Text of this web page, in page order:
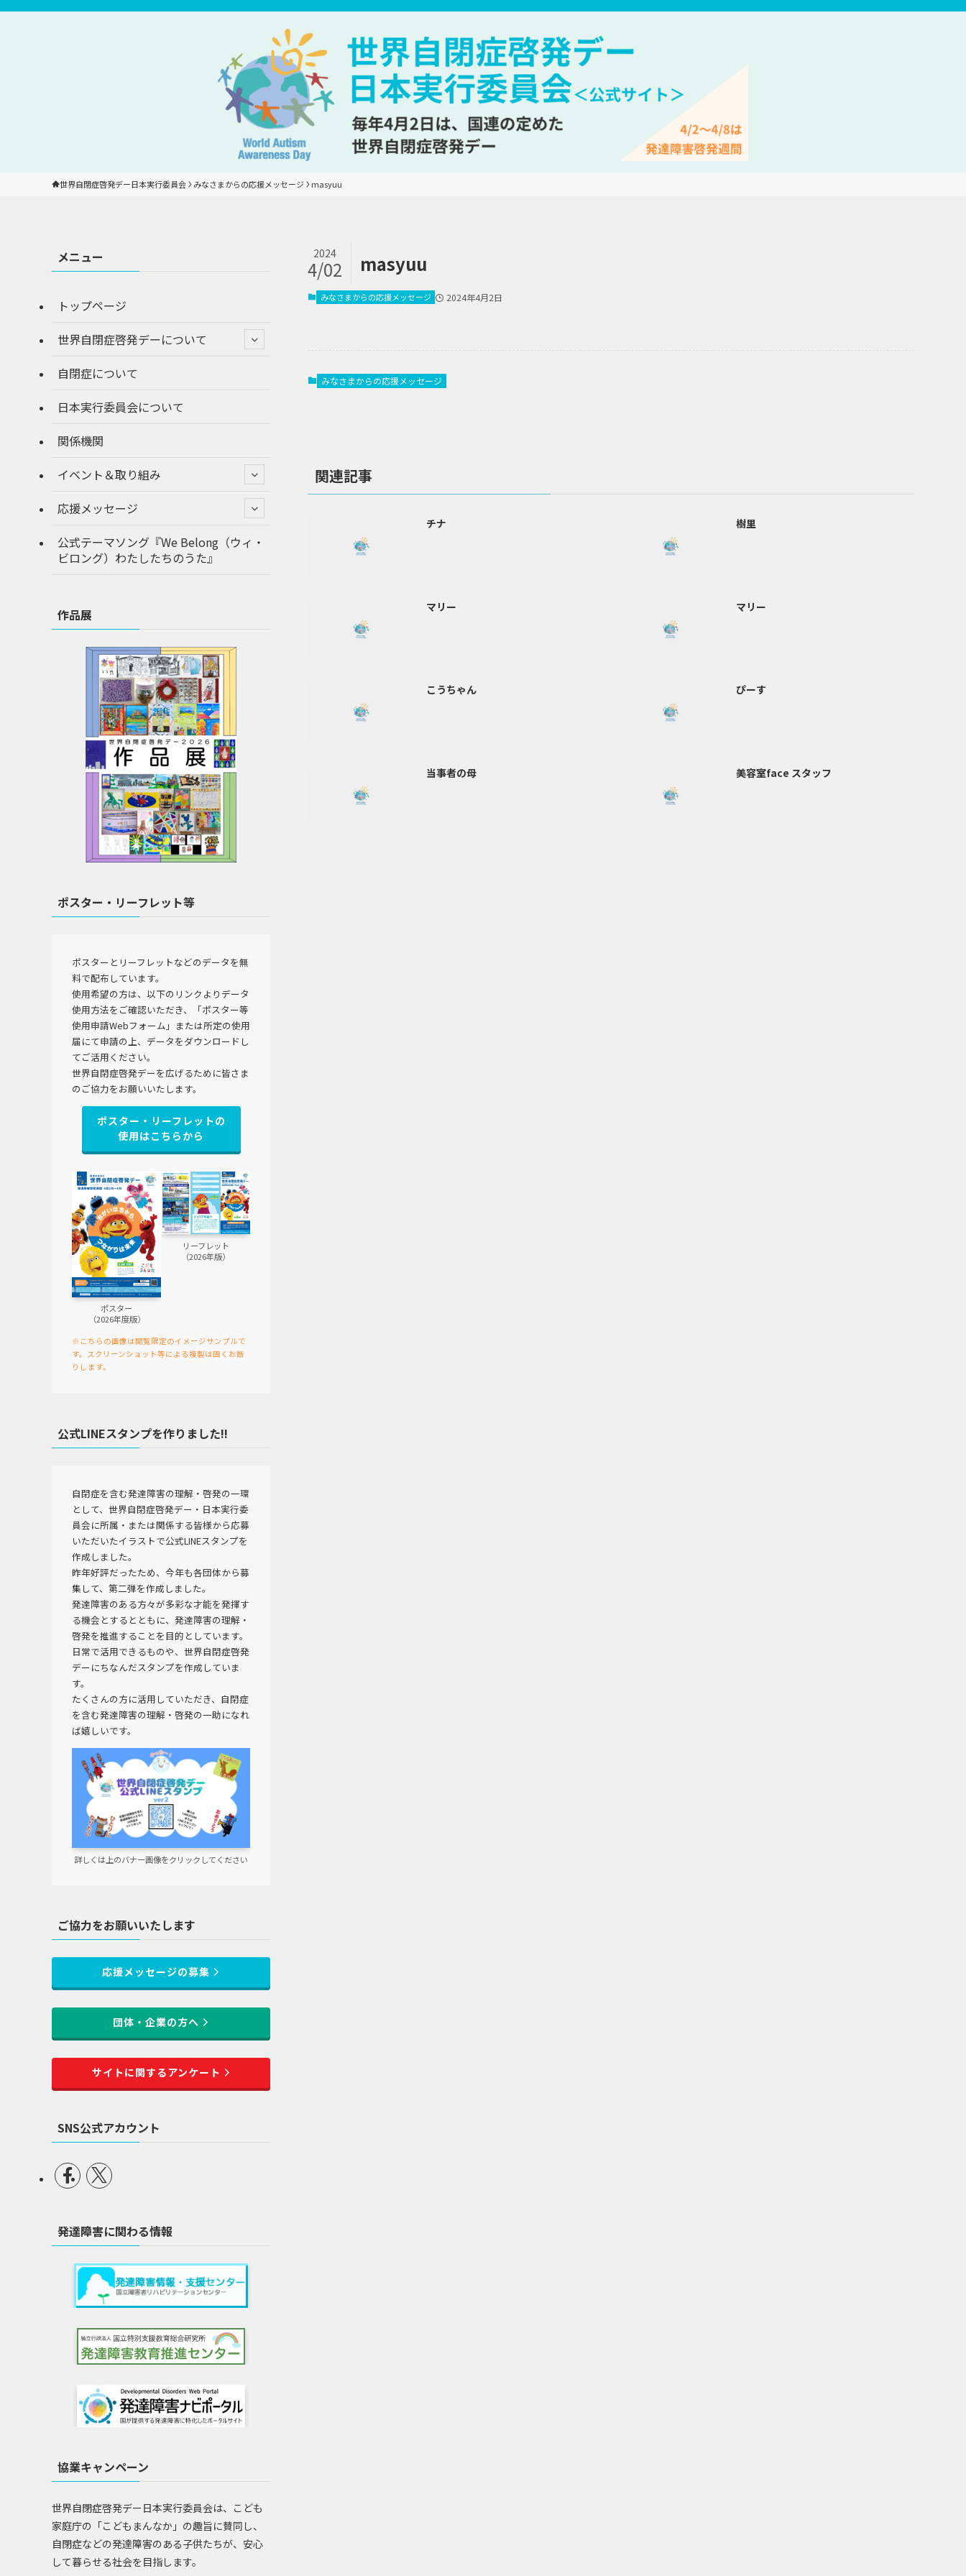
世界自閉症啓発デー日本実行委員会 みなさまからの応援メッセージ masyuu
masyuu
2024
4/02
みなさまからの応援メッセージ 2024年4月2日
みなさまからの応援メッセージ
関連記事
チナ 樹里
マリー マリー
こうちゃん ぴーす
当事者の母 美容室face スタッフ
メニュー
トップページ
世界自閉症啓発デーについて
自閉症について
日本実行委員会について
関係機関
イベント＆取り組み
応援メッセージ
公式テーマソング『We Belong（ウィ・
ビロング）わたしたちのうた』
作品展
ポスター・リーフレット等
ポスターとリーフレットなどのデータを無
料で配布しています。
使用希望の方は、以下のリンクよりデータ
使用方法をご確認いただき、「ポスター等
使用申請Webフォーム」または所定の使用
届にて申請の上、データをダウンロードし
てご活用ください。
世界自閉症啓発デーを広げるために皆さま
のご協力をお願いいたします。
ポスター・リーフレットの
使用はこちらから
ポスター
（2026年度版）
リーフレット
（2026年版）
※こちらの画像は閲覧限定のイメージサンプルで
す。スクリーンショット等による複製は固くお断
りします。
公式LINEスタンプを作りました!!
自閉症を含む発達障害の理解・啓発の一環
として、世界自閉症啓発デー・日本実行委
員会に所属・または関係する皆様から応募
いただいたイラストで公式LINEスタンプを
作成しました。
昨年好評だったため、今年も各団体から募
集して、第二弾を作成しました。
発達障害のある方々が多彩な才能を発揮す
る機会とするとともに、発達障害の理解・
啓発を推進することを目的としています。
日常で活用できるものや、世界自閉症啓発
デーにちなんだスタンプを作成していま
す。
たくさんの方に活用していただき、自閉症
を含む発達障害の理解・啓発の一助になれ
ば嬉しいです。
詳しくは上のバナー画像をクリックしてください
ご協力をお願いいたします
応援メッセージの募集
団体・企業の方へ
サイトに関するアンケート
SNS公式アカウント
発達障害に関わる情報
協業キャンペーン
世界自閉症啓発デー日本実行委員会は、こども
家庭庁の「こどもまんなか」の趣旨に賛同し、
自閉症などの発達障害のある子供たちが、安心
して暮らせる社会を目指します。